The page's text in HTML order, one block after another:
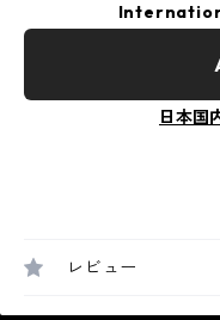
日本国
レビュー